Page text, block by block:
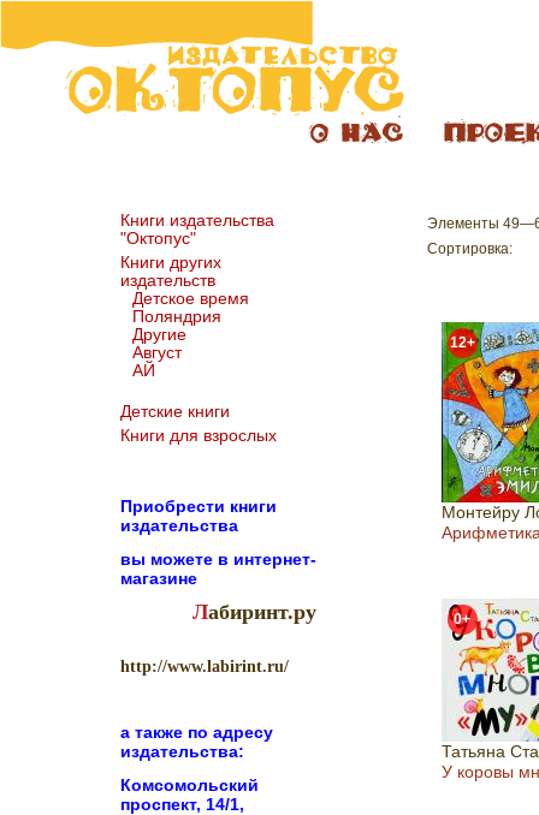
Книги издательства
"Октопус"
Книги других
издательств
Детское время
Поляндрия
Другие
Август
АЙ
Детские книги
Книги для взрослых
Приобрести книги
издательства
вы можете в интернет-
магазине
Лабиринт.ру
http://www.labirint.ru/
а также по адресу
издательства:
Комсомольский
проспект, 14/1,
Элементы
Сортировка:
12+
Монтейру
0+
Татьяна
У коровы